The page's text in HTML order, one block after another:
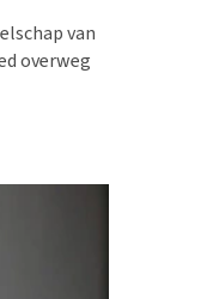
van
overweg